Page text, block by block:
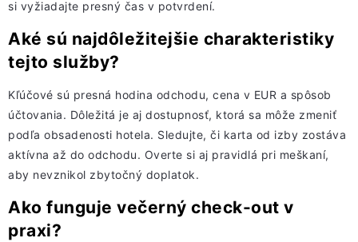
si vyžiadajte presný čas v potvrdení.
Aké sú najdôležitejšie charakteristiky
tejto služby?
Kľúčové sú presná hodina odchodu, cena v EUR a spôsob
účtovania. Dôležitá je aj dostupnosť, ktorá sa môže zmeniť
podľa obsadenosti hotela. Sledujte, či karta od izby zostáva
aktívna až do odchodu. Overte si aj pravidlá pri meškaní,
aby nevznikol zbytočný doplatok.
Ako funguje večerný check-out v
praxi?